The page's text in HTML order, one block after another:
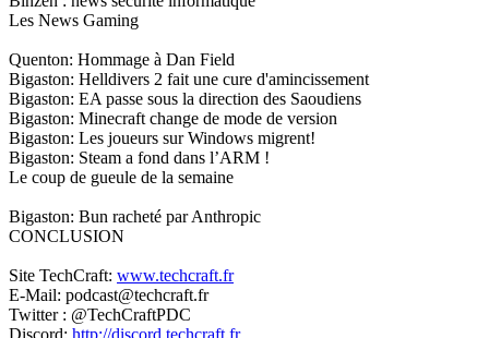
Les News Gaming
Quenton: Hommage à Dan Field
Bigaston: Helldivers 2 fait une cure d'amincissement
Bigaston: EA passe sous la direction des Saoudiens
Bigaston: Minecraft change de mode de version
Bigaston: Les joueurs sur Windows migrent!
Bigaston: Steam a fond dans l’ARM !
Le coup de gueule de la semaine
Bigaston: Bun racheté par Anthropic
CONCLUSION
Site TechCraft: www.techcraft.fr
E-Mail: podcast@techcraft.fr
Twitter : @TechCraftPDC